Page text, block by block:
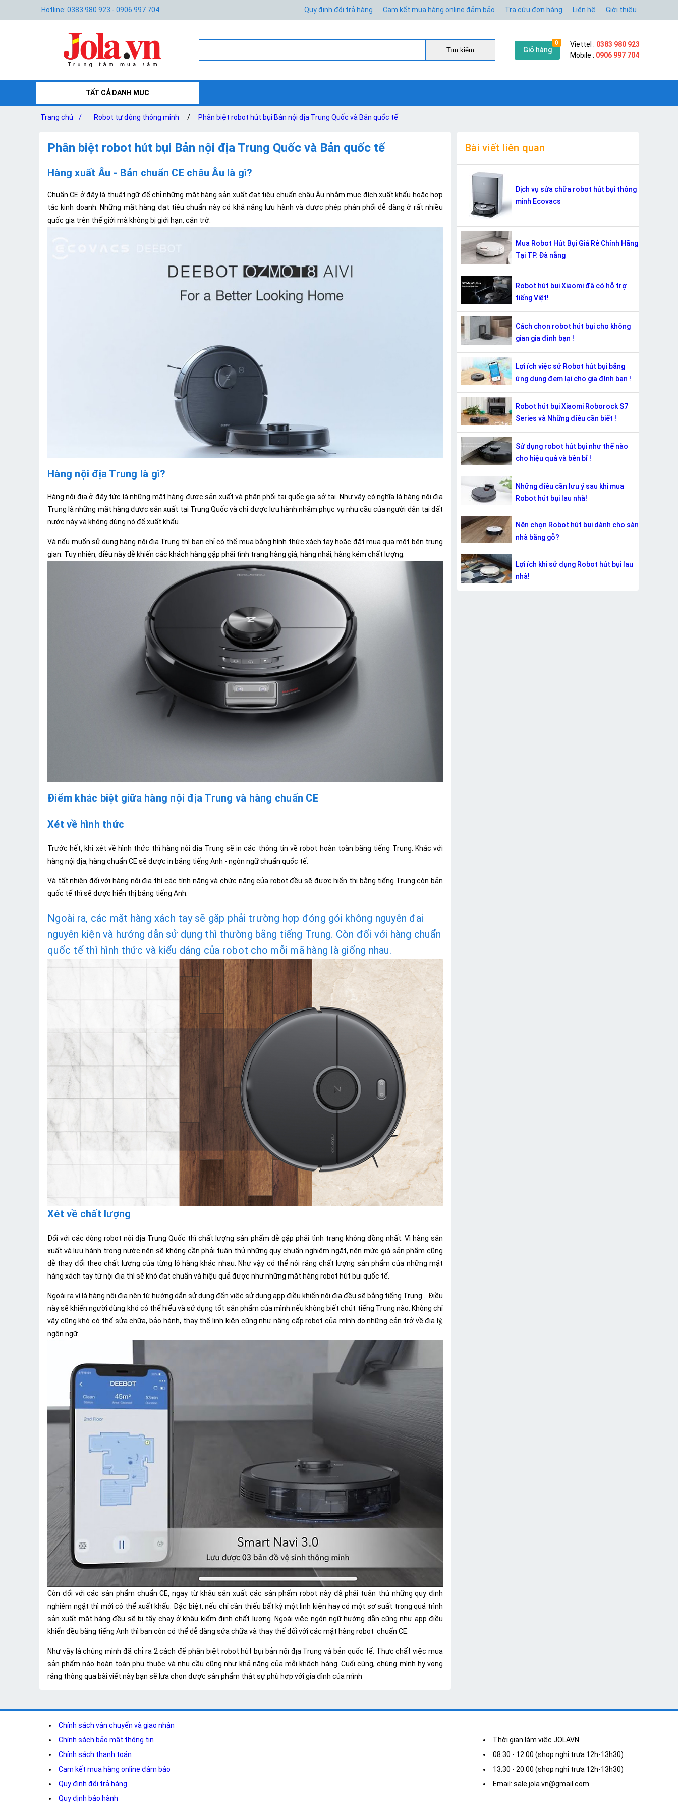
Hotline: 0383 980 923 - 0906 997 704 Quy định đổi trả hàng Cam kết mua hàng online đảm bảo Tra cứu đơn hàng Liên hệ Giới thiệu
Tìm kiếm Giỏ hàng
0 Viettel : 0383 980 923
Mobile : 0906 997 704
TẤT CẢ DANH MUC
Trang chủ / Robot tự động thông minh / Phân biệt robot hút bụi Bản nội địa Trung Quốc và Bản quốc tế
Phân biệt robot hút bụi Bản nội địa Trung Quốc và Bản quốc tế
Hàng xuất Âu - Bản chuẩn CE châu Âu là gì?
Chuẩn CE ở đây là thuật ngữ để chỉ những mặt hàng sản xuất đạt tiêu chuẩn châu Âu nhằm mục đích xuất khẩu hoặc hợp
tác kinh doanh. Những mặt hàng đạt tiêu chuẩn này có khả năng lưu hành và được phép phân phối dễ dàng ở rất nhiều
quốc gia trên thế giới mà không bị giới hạn, cản trở.
Hàng nội địa Trung là gì?
Hàng nội địa ở đây tức là những mặt hàng được sản xuất và phân phối tại quốc gia sở tại. Như vậy có nghĩa là hàng nội địa
Trung là những mặt hàng được sản xuất tại Trung Quốc và chỉ được lưu hành nhằm phục vụ nhu cầu của người dân tại đất
nước này và không dùng nó để xuất khẩu.
Và nếu muốn sử dụng hàng nội địa Trung thì bạn chỉ có thể mua bằng hình thức xách tay hoặc đặt mua qua một bên trung
gian. Tuy nhiên, điều này dễ khiến các khách hàng gặp phải tình trạng hàng giả, hàng nhái, hàng kém chất lượng.
Điểm khác biệt giữa hàng nội địa Trung và hàng chuẩn CE
Xét về hình thức
Trước hết, khi xét về hình thức thì hàng nội địa Trung sẽ in các thông tin về robot hoàn toàn bằng tiếng Trung. Khác với
hàng nội địa, hàng chuẩn CE sẽ được in bằng tiếng Anh - ngôn ngữ chuẩn quốc tế.
Và tất nhiên đối với hàng nội địa thì các tính năng và chức năng của robot đều sẽ được hiển thị bằng tiếng Trung còn bản
quốc tế thì sẽ được hiển thị bằng tiếng Anh.
Ngoài ra, các mặt hàng xách tay sẽ gặp phải trường hợp đóng gói không nguyên đai
nguyên kiện và hướng dẫn sử dụng thì thường bằng tiếng Trung. Còn đối với hàng chuẩn
quốc tế thì hình thức và kiểu dáng của robot cho mỗi mã hàng là giống nhau.
Xét về chất lượng
Đối với các dòng robot nội địa Trung Quốc thì chất lượng sản phẩm dễ gặp phải tình trạng không đồng nhất. Vì hàng sản
xuất và lưu hành trong nước nên sẽ không cần phải tuân thủ những quy chuẩn nghiêm ngặt, nên mức giá sản phẩm cũng
dễ thay đổi theo chất lượng của từng lô hàng khác nhau. Như vậy có thể nói rằng chất lượng sản phẩm của những mặt
hàng xách tay từ nội địa thì sẽ khó đạt chuẩn và hiệu quả được như những mặt hàng robot hút bụi quốc tế.
Ngoài ra vì là hàng nội địa nên từ hướng dẫn sử dụng đến việc sử dụng app điều khiển nội địa đều sẽ bằng tiếng Trung… Điều
này sẽ khiến người dùng khó có thể hiểu và sử dụng tốt sản phẩm của mình nếu không biết chút tiếng Trung nào. Không chỉ
vậy cũng khó có thể sửa chữa, bảo hành, thay thế linh kiện cũng như nâng cấp robot của mình do những cản trở về địa lý,
ngôn ngữ.
Còn đối với các sản phẩm chuẩn CE, ngay từ khâu sản xuất các sản phẩm robot này đã phải tuân thủ những quy định
nghiêm ngặt thì mới có thể xuất khẩu. Đặc biệt, nếu chỉ cần thiếu bất kỳ một linh kiện hay có một sơ suất trong quá trình
sản xuất mặt hàng đều sẽ bị tẩy chay ở khâu kiểm định chất lượng. Ngoài việc ngôn ngữ hướng dẫn cũng như app điều
khiển đều bằng tiếng Anh thì bạn còn có thể dễ dàng sửa chữa và thay thế đối với các mặt hàng robot chuẩn CE.
Như vậy là chúng mình đã chỉ ra 2 cách để phân biệt robot hút bụi bản nội địa Trung và bản quốc tế. Thực chất việc mua
sản phẩm nào hoàn toàn phụ thuộc và nhu cầu cũng như khả năng của mỗi khách hàng. Cuối cùng, chúng mình hy vọng
rằng thông qua bài viết này bạn sẽ lựa chọn được sản phẩm thật sự phù hợp với gia đình của mình
Bài viết liên quan
Dịch vụ sửa chữa robot hút bụi thông
minh Ecovacs
Mua Robot Hút Bụi Giá Rẻ Chính Hãng
Tại TP. Đà nẵng
Robot hút bụi Xiaomi đã có hỗ trợ
tiếng Việt!
Cách chọn robot hút bụi cho không
gian gia đình bạn !
Lợi ích việc sử Robot hút bụi bằng
ứng dụng đem lại cho gia đình bạn !
Robot hút bụi Xiaomi Roborock S7
Series và Những điều cần biết !
Sử dụng robot hút bụi như thế nào
cho hiệu quả và bền bỉ !
Những điều cần lưu ý sau khi mua
Robot hút bụi lau nhà!
Nên chọn Robot hút bụi dành cho sàn
nhà bằng gỗ?
Lợi ích khi sử dụng Robot hút bụi lau
nhà!
Chính sách vận chuyển và giao nhận
Chính sách bảo mật thông tin
Chính sách thanh toán
Cam kết mua hàng online đảm bảo
Quy định đổi trả hàng
Quy định bảo hành
Thời gian làm việc JOLAVN
08:30 - 12:00 (shop nghỉ trưa 12h-13h30)
13:30 - 20:00 (shop nghỉ trưa 12h-13h30)
Email: sale.jola.vn@gmail.com